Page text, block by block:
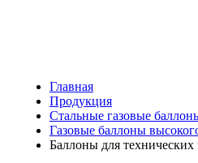
Главная
Продукция
Стальные газовые
Газовые баллоны
Баллоны для технических